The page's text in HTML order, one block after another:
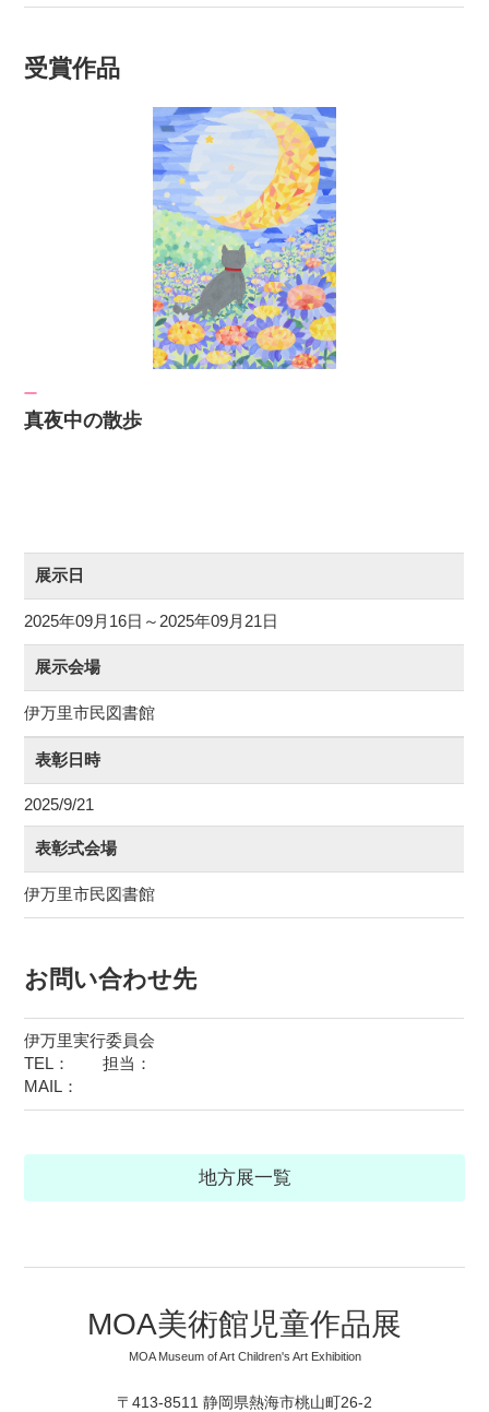
受賞作品
真夜中の散歩
展示日
2025年09月16日～2025年09月21日
展示会場
伊万里市民図書館
表彰日時
2025/9/21
表彰式会場
伊万里市民図書館
お問い合わせ先
伊万里実行委員会
TEL： 担当：
MAIL：
地方展一覧
MOA美術館児童作品展
MOA Museum of Art Children's Art Exhibition
〒413-8511 静岡県熱海市桃山町26-2